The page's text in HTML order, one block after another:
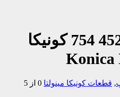
برس هیتر 451 452 754 کونیکا
, قطعات کونیکا مینولتا 0 از 5